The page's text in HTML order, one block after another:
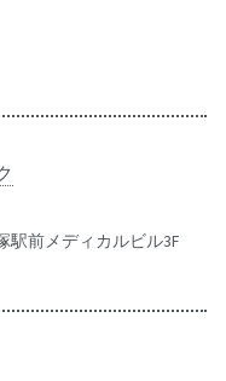
駅前メディカルビル3F